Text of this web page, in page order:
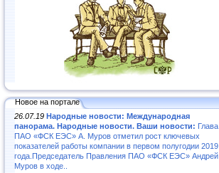
Новое на портале
26.07.19 Народные новости: Международная
панорама. Народные новости. Ваши новости: Глава
ПАО «ФСК ЕЭС» А. Муров отметил рост ключевых
показателей работы компании в первом полугодии 2019
года.Председатель Правления ПАО «ФСК ЕЭС» Андрей
Муров в ходе..